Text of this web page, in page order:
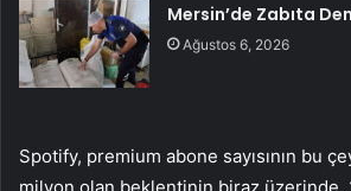
Mersin’de Zabıta
Ağustos 6, 2026
Spotify, premium abone sayısının bu
milyon olan beklentinin biraz üzerinde,